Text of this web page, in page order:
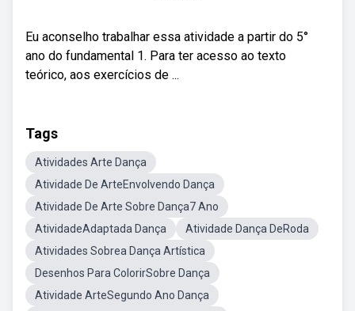
Eu aconselho trabalhar essa atividade a partir do 5°
ano do fundamental 1. Para ter acesso ao texto
teórico, aos exercícios de ...
Tags
Atividades Arte Dança
Atividade De ArteEnvolvendo Dança
Atividade De Arte Sobre Dança7 Ano
AtividadeAdaptada Dança
Atividade Dança DeRoda
Atividades Sobrea Dança Artística
Desenhos Para ColorirSobre Dança
Atividade ArteSegundo Ano Dança